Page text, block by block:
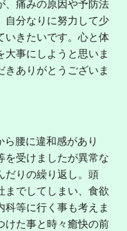
自分なりに努力して少
いきたいです。心と体
事にしようと思いま
ありがとうございま
ら腰に違和感があり
を受けましたが異常な
だりの繰り返し。頭
までしてしまい、食欲
科等に行く事も考えま
けた事と時々癒快の前